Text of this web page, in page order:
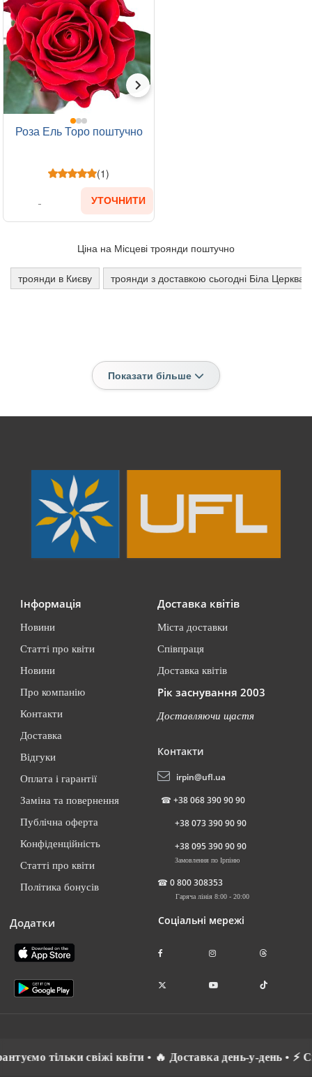
Роза Ель Торо поштучно
(1)
УТОЧНИТИ
Ціна на Місцеві троянди поштучно
троянди в Києву троянди з доставкою сьогодні Біла Церква
Показати більше
Інформація
Новини
Статті про квіти
Новини
Про компанію
Контакти
Доставка
Відгуки
Оплата і гарантії
Заміна та повернення
Публічна оферта
Конфіденційність
Статті про квіти
Політика бонусів
Додатки
Доставка квітів
Міста доставки
Співпраця
Доставка квітів
Рік заснування 2003
Доставляючи щастя
Контакти
irpin@ufl.ua
☎ +38 068 390 90 90
+38 073 390 90 90
+38 095 390 90 90
Замовлення по Ірпіню
☎ 0 800 308353
Гаряча лінія 8:00 - 20:00
Соціальні мережі
свіжі квіти • 🔥 Доставка день-у-день • ⚡